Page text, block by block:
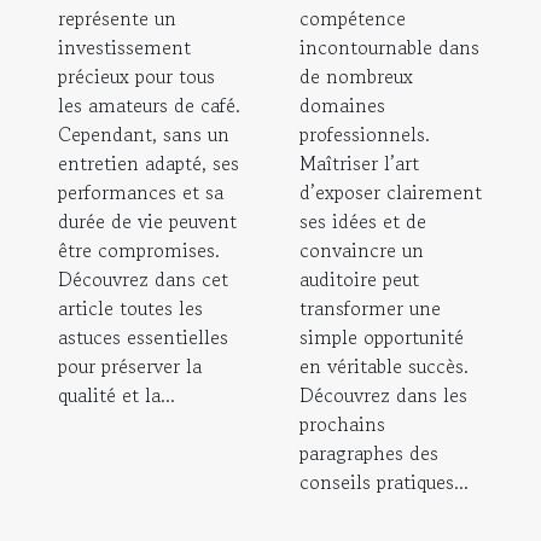
représente un
investissement
précieux pour tous
les amateurs de café.
Cependant, sans un
entretien adapté, ses
performances et sa
durée de vie peuvent
être compromises.
Découvrez dans cet
article toutes les
astuces essentielles
pour préserver la
qualité et la...
compétence
incontournable dans
de nombreux
domaines
professionnels.
Maîtriser l’art
d’exposer clairement
ses idées et de
convaincre un
auditoire peut
transformer une
simple opportunité
en véritable succès.
Découvrez dans les
prochains
paragraphes des
conseils pratiques...